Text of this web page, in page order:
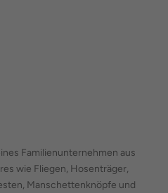
Familienunternehmen aus
wie Fliegen, Hosenträger,
Manschettenknöpfe und